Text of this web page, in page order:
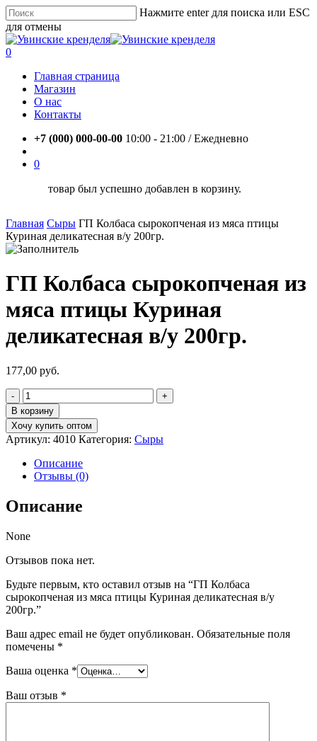
Skip
to
main
content
Нажмите enter для поиска или ESC
для отмены
Close
Search
account
0
Главная страница
Магазин
О нас
Контакты
+7 (000) 000-00-00 10:00 - 21:00 / Eжедневно
0
товар был успешно добавлен в корзину.
Главная Сыры ГП Колбаса сырокопченая из мяса птицы
Куриная деликатесная в/у 200гр.
ГП Колбаса сырокопченая из
мяса птицы Куриная
деликатесная в/у 200гр.
177,00 руб.
Количество
товара
ГП
Колбаса
сырокопченая
мяса
птицы
деликатесная
у
В корзину
Хочу купить оптом
Артикул: 4010 Категория: Сыры
Описание
Отзывы (0)
Описание
None
Отзывов пока нет.
Будьте первым, кто оставил отзыв на “ГП Колбаса
сырокопченая из мяса птицы Куриная деликатесная в/у
200гр.”
Ваш адрес email не будет опубликован. Обязательные поля
помечены *
Ваша оценка *
Ваш отзыв *